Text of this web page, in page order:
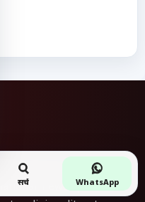
portal focused on
news, politics,
सर्च WhatsApp